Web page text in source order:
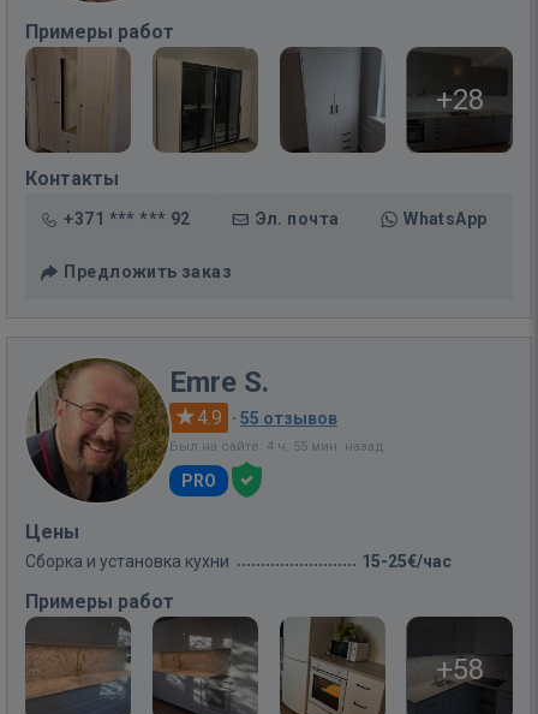
Примеры работ
+28
Контакты
+371 *** *** 92 Эл. почта WhatsApp
Предложить заказ
Emre S.
4.9 · 55 отзывов
Был на сайте: 4 ч. 55 мин. назад
PRO
Цены
Сборка и установка кухни 15-25€/час
Примеры работ
+58